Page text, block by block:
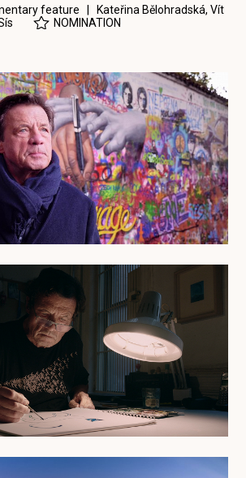
feature | Kateřina Bělohradská,Vít
NOMINATION